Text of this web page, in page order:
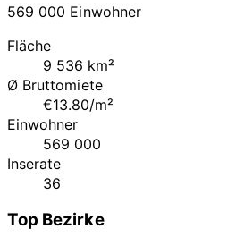
569 000 Einwohner
Fläche
9 536 km²
Ø Bruttomiete
€13.80/m²
Einwohner
569 000
Inserate
36
Top Bezirke